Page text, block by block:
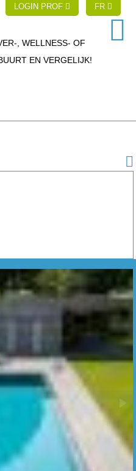
LOGIN PROF FR
, WELLNESS- OF
EN VERGELIJK!